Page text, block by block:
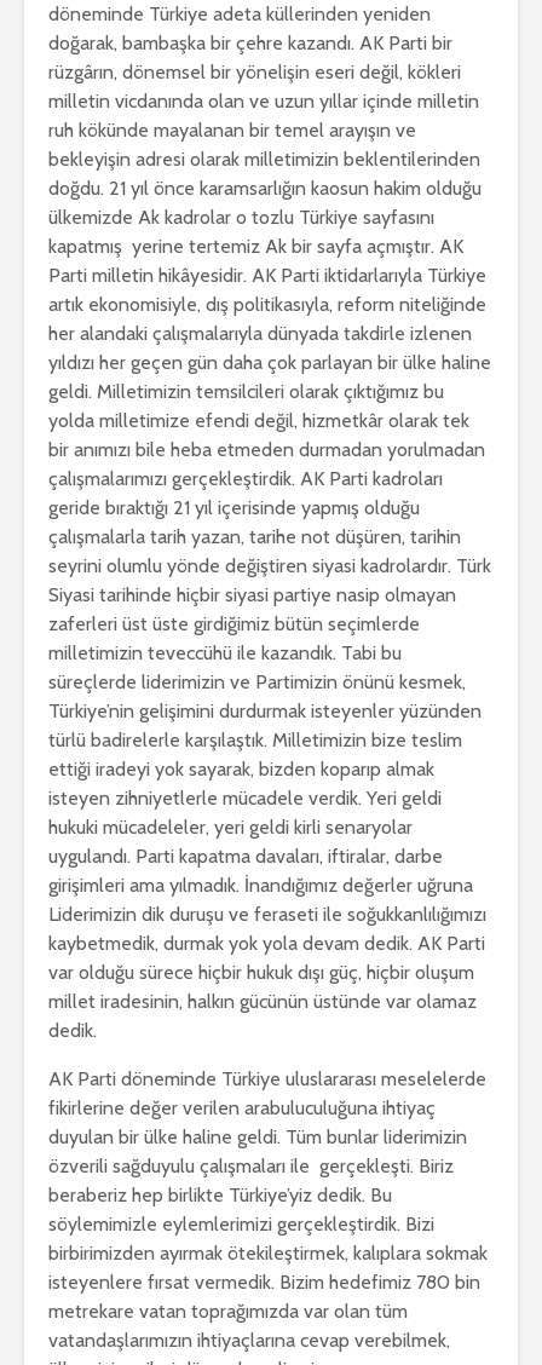
döneminde Türkiye adeta küllerinden yeniden
doğarak, bambaşka bir çehre kazandı. AK Parti bir
rüzgârın, dönemsel bir yönelişin eseri değil, kökleri
milletin vicdanında olan ve uzun yıllar içinde milletin
ruh kökünde mayalanan bir temel arayışın ve
bekleyişin adresi olarak milletimizin beklentilerinden
doğdu. 21 yıl önce karamsarlığın kaosun hakim olduğu
ülkemizde Ak kadrolar o tozlu Türkiye sayfasını
kapatmış yerine tertemiz Ak bir sayfa açmıştır. AK
Parti milletin hikâyesidir. AK Parti iktidarlarıyla Türkiye
artık ekonomisiyle, dış politikasıyla, reform niteliğinde
her alandaki çalışmalarıyla dünyada takdirle izlenen
yıldızı her geçen gün daha çok parlayan bir ülke haline
geldi. Milletimizin temsilcileri olarak çıktığımız bu
yolda milletimize efendi değil, hizmetkâr olarak tek
bir anımızı bile heba etmeden durmadan yorulmadan
çalışmalarımızı gerçekleştirdik. AK Parti kadroları
geride bıraktığı 21 yıl içerisinde yapmış olduğu
çalışmalarla tarih yazan, tarihe not düşüren, tarihin
seyrini olumlu yönde değiştiren siyasi kadrolardır. Türk
Siyasi tarihinde hiçbir siyasi partiye nasip olmayan
zaferleri üst üste girdiğimiz bütün seçimlerde
milletimizin teveccühü ile kazandık. Tabi bu
süreçlerde liderimizin ve Partimizin önünü kesmek,
Türkiye’nin gelişimini durdurmak isteyenler yüzünden
türlü badirelerle karşılaştık. Milletimizin bize teslim
ettiği iradeyi yok sayarak, bizden koparıp almak
isteyen zihniyetlerle mücadele verdik. Yeri geldi
hukuki mücadeleler, yeri geldi kirli senaryolar
uygulandı. Parti kapatma davaları, iftiralar, darbe
girişimleri ama yılmadık. İnandığımız değerler uğruna
Liderimizin dik duruşu ve feraseti ile soğukkanlılığımızı
kaybetmedik, durmak yok yola devam dedik. AK Parti
var olduğu sürece hiçbir hukuk dışı güç, hiçbir oluşum
millet iradesinin, halkın gücünün üstünde var olamaz
dedik.
AK Parti döneminde Türkiye uluslararası meselelerde
fikirlerine değer verilen arabuluculuğuna ihtiyaç
duyulan bir ülke haline geldi. Tüm bunlar liderimizin
özverili sağduyulu çalışmaları ile gerçekleşti. Biriz
beraberiz hep birlikte Türkiye’yiz dedik. Bu
söylemimizle eylemlerimizi gerçekleştirdik. Bizi
birbirimizden ayırmak ötekileştirmek, kalıplara sokmak
isteyenlere fırsat vermedik. Bizim hedefimiz 780 bin
metrekare vatan toprağımızda var olan tüm
vatandaşlarımızın ihtiyaçlarına cevap verebilmek,